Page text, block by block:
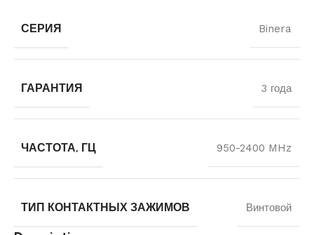
СЕРИЯ Binera
ГАРАНТИЯ 3 года
ЧАСТОТА, ГЦ 950-2400 MHz
ТИП КОНТАКТНЫХ ЗАЖИМОВ Винтовой